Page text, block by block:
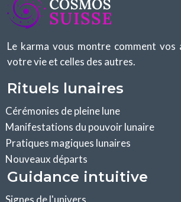
Le karma vous montre comment
votre vie et celles des autres.
Rituels lunaires
Cérémonies de pleine lune
Manifestations du pouvoir lunaire
Pratiques magiques lunaires
Nouveaux départs
Guidance intuitive
Signes de l'univers